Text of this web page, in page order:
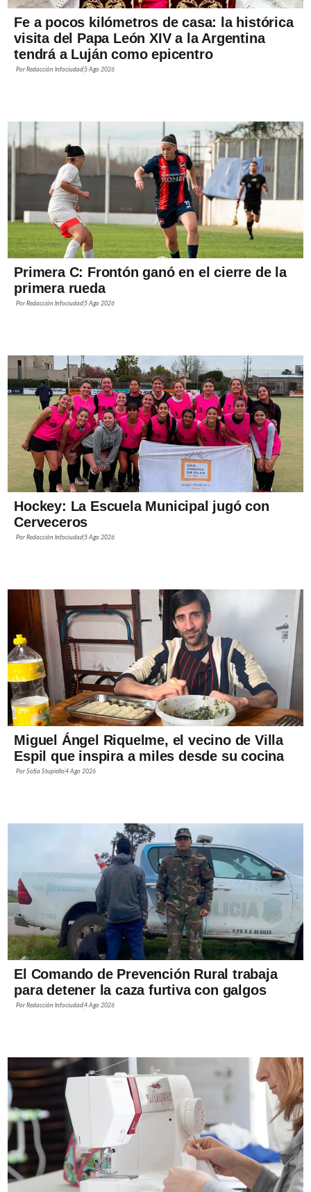
Fe a pocos kilómetros de casa: la histórica
visita del Papa León XIV a la Argentina
tendrá a Luján como epicentro
PorRedacción Infociudad5 Ago 2026
Primera C: Frontón ganó en el cierre de la
primera rueda
PorRedacción Infociudad5 Ago 2026
Hockey: La Escuela Municipal jugó con
Cerveceros
PorRedacción Infociudad5 Ago 2026
Miguel Ángel Riquelme, el vecino de Villa
Espil que inspira a miles desde su cocina
PorSofía Stupiello4 Ago 2026
El Comando de Prevención Rural trabaja
para detener la caza furtiva con galgos
PorRedacción Infociudad4 Ago 2026